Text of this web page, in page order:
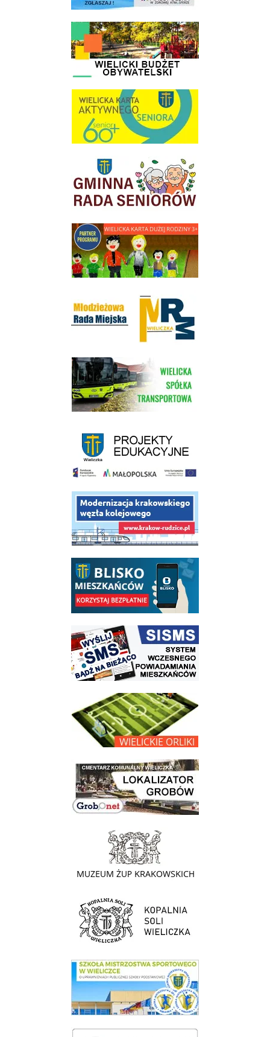
link do strony - Wielicki Budżet Obywatelski
link do strony Wielicka Karta Aktywnego Seniora
link do strony Gminnej Rady Seniorow - Wieliczka
link do strony - Wielicka Karta Dużej Rodziny
link do strony Wielickiej Spółki Transportowej
link do opisu projektu budowy linii kolejowej Krakow Rudzice
link do opisu aplikacji - BLISKO, Gmina Wieliczka w aplikacji Blisko
link do strony systemu wczesnego ostrzegania mieszkańców SISMS
link do opisu projektu Wielickie Orliki
link do lokalizatora grobów na wielickim cmentarzu - grobnet
link do strony - Muzeum Żup Krakowskich Wieliczka
link do strony Kopalni Soli Wieliczka
link do SMS Wieliczka
wieliczka-wieliczanie na bis